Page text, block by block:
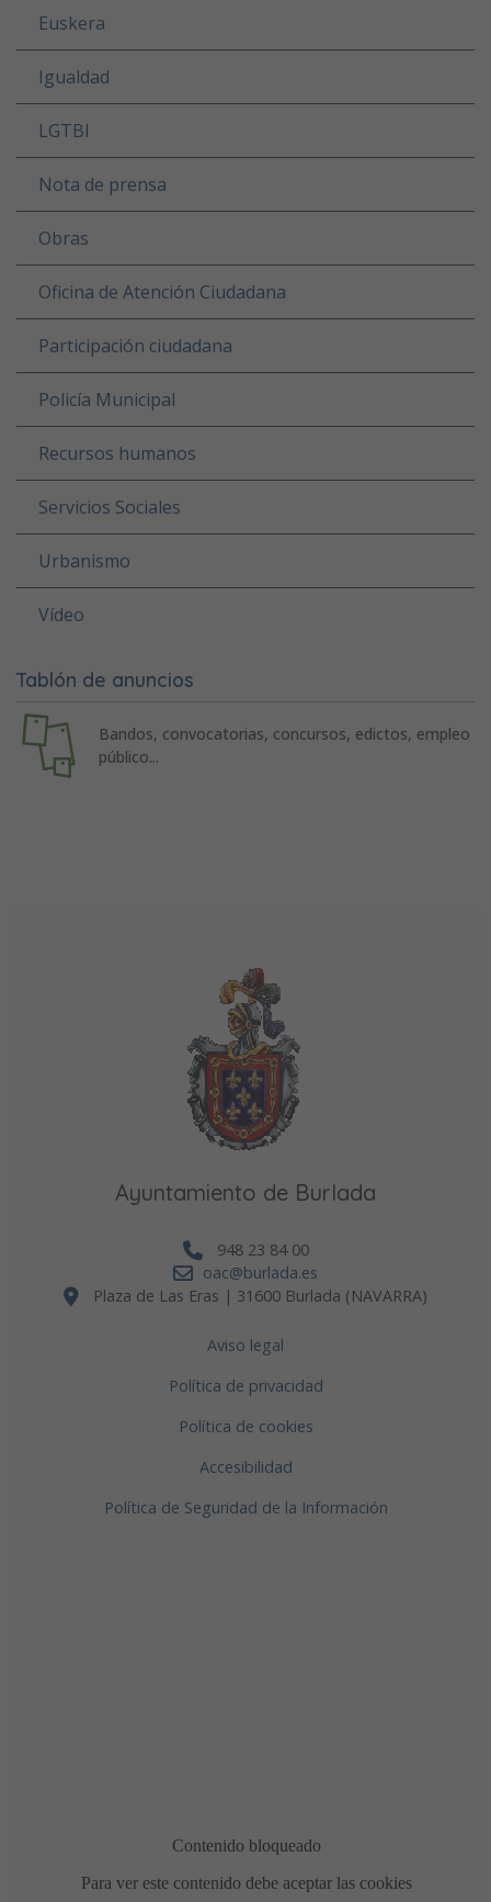
Euskera
Igualdad
LGTBI
Nota de prensa
Obras
Oficina de Atención Ciudadana
Participación ciudadana
Policía Municipal
Recursos humanos
Servicios Sociales
Urbanismo
Vídeo
Tablón de anuncios
Bandos, convocatorias, concursos, edictos, empleo
público...
Ayuntamiento de Burlada
948 23 84 00
oac@burlada.es
Plaza de Las Eras | 31600 Burlada (NAVARRA)
Aviso legal
Política de privacidad
Política de cookies
Accesibilidad
Política de Seguridad de la Información